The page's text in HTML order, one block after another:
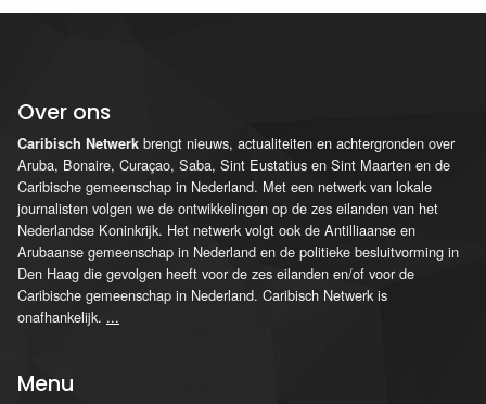
Over ons
Caribisch Netwerk brengt nieuws, actualiteiten en achtergronden over
Aruba, Bonaire, Curaçao, Saba, Sint Eustatius en Sint Maarten en de
Caribische gemeenschap in Nederland. Met een netwerk van lokale
journalisten volgen we de ontwikkelingen op de zes eilanden van het
Nederlandse Koninkrijk. Het netwerk volgt ook de Antilliaanse en
Arubaanse gemeenschap in Nederland en de politieke besluitvorming in
Den Haag die gevolgen heeft voor de zes eilanden en/of voor de
Caribische gemeenschap in Nederland. Caribisch Netwerk is
onafhankelijk. ...
Menu